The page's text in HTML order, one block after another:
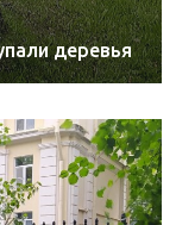
деревья